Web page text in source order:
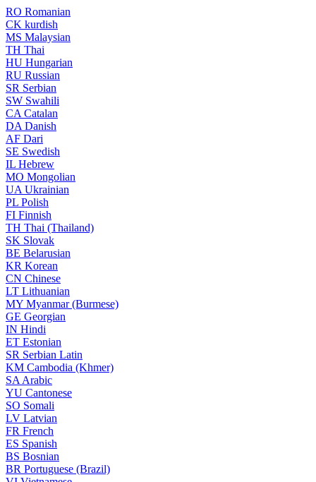
RO Romanian
CK kurdish
MS Malaysian
TH Thai
HU Hungarian
RU Russian
SR Serbian
SW Swahili
CA Catalan
DA Danish
AF Dari
SE Swedish
IL Hebrew
MO Mongolian
UA Ukrainian
PL Polish
FI Finnish
TH Thai (Thailand)
SK Slovak
BE Belarusian
KR Korean
CN Chinese
LT Lithuanian
MY Myanmar (Burmese)
GE Georgian
IN Hindi
ET Estonian
SR Serbian Latin
KM Cambodia (Khmer)
SA Arabic
YU Cantonese
SO Somali
LV Latvian
FR French
ES Spanish
BS Bosnian
BR Portuguese (Brazil)